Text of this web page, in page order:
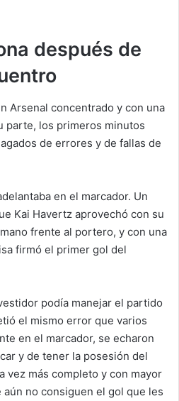
después de
Arsenal concentrado y con una
parte, los primeros minutos
de errores y de fallas de
en el marcador. Un
Kai Havertz aprovechó con su
frente al portero, y con una
firmó el primer gol del
podía manejar el partido
el mismo error que varios
en el marcador, se echaron
y de tener la posesión del
vez más completo y con mayor
no consiguen el gol que les